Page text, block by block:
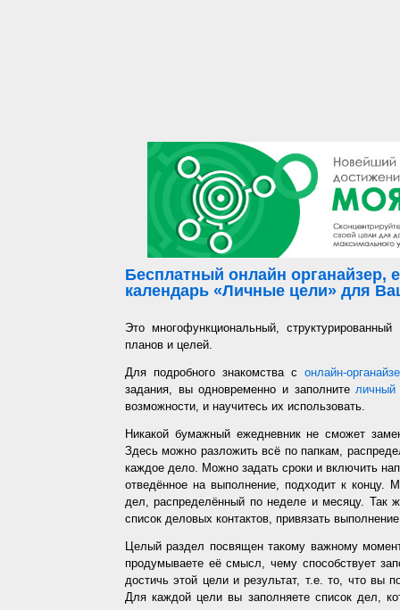
Бесплатный онлайн органайзер,
календарь «Личные цели» для
Это многофункциональный,
планов и целей.
Для подробного знакомства с онлайн-
задания, вы одновременно и заполнителичный
возможности, и научитесь их использовать.
Никакой бумажный ежедневник не сможет
Здесь можно разложить всё по папкам,
каждое дело. Можно задать сроки и включить
отведённое на выполнение, подходит к концу.
дел, распределённый по неделе и месяцу. Так
список деловых контактов, привязать
Целый раздел посвящен такому важному
продумываете её смысл, чему способствует
достичь этой цели и результат, т.е. то, что вы
Для каждой цели вы заполняете список дел,